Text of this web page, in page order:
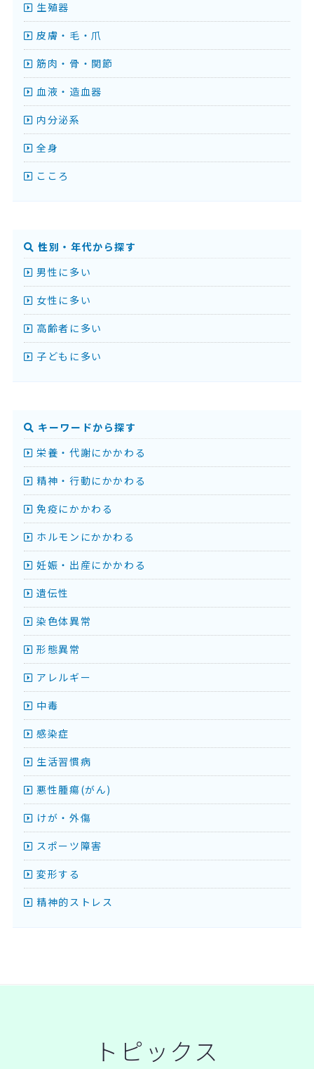
生殖器
皮膚・毛・爪
筋肉・骨・関節
血液・造血器
内分泌系
全身
こころ
性別・年代から探す
男性に多い
女性に多い
高齢者に多い
子どもに多い
キーワードから探す
栄養・代謝にかかわる
精神・行動にかかわる
免疫にかかわる
ホルモンにかかわる
妊娠・出産にかかわる
遺伝性
染色体異常
形態異常
アレルギー
中毒
感染症
生活習慣病
悪性腫瘍(がん)
けが・外傷
スポーツ障害
変形する
精神的ストレス
トピックス